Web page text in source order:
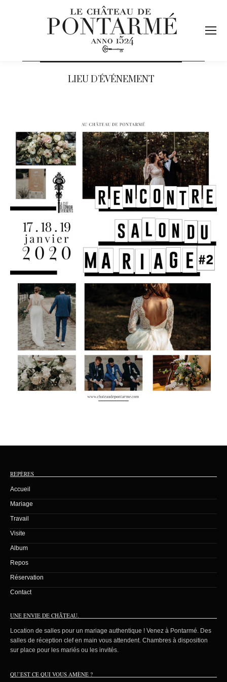
LIEU D’ÉVÉNEMENT
REPÈRES
Accueil
Mariage
Travail
Visite
Album
Repos
Réservation
Contact
UNE ENVIE DE CHÂTEAU.
Location de salles pour un mariage authentique ! Venez à Pontarmé. Des
salles de réception clef en main vous attendent. Chambres à disposition
sur place pour les mariés ou les invités.
QU’EST CE QUI VOUS AMÈNE ?